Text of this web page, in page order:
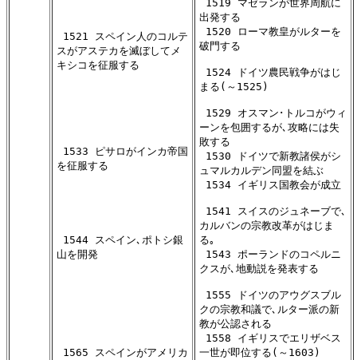
1521 スペイン人のコルテ
スがアステカを滅ぼしてメ
キシコを征服する
1533 ピサロがインカ帝国
を征服する
1544 スペイン､ポトシ銀
山を開発
1565 スペインがアメリカ
1519 マゼランが世界周航に
出発する
1520 ローマ教皇がルターを
破門する
1524 ドイツ農民戦争がはじ
まる(～1525)
1529 オスマン･トルコがウィ
ーンを包囲するが､攻略には失
敗する
1530 ドイツで新教諸侯がシ
ュマルカルデン同盟を結ぶ
1534 イギリス国教会が成立
1541 スイスのジュネーブで､
カルバンの宗教改革がはじま
る｡
1543 ポーランドのコペルニ
クスが､地動説を発表する
1555 ドイツのアウグスブル
クの宗教和議で､ルター派の新
教が公認される
1558 イギリスでエリザベス
一世が即位する(～1603)